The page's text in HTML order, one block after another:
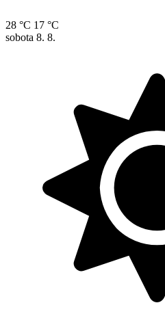
28 °C 17 °C
sobota 8. 8.